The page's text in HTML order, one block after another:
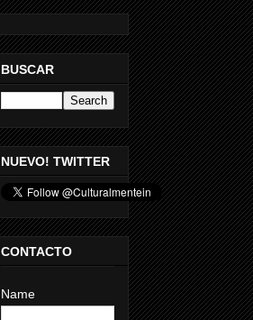
BUSCAR
NUEVO! TWITTER
CONTACTO
Name